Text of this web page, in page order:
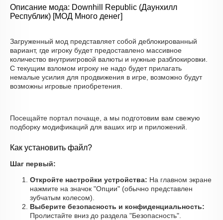
Описание мода: Downhill Republic (Даунхилл
Республик) [МОД Много денег]
Загруженный мод представляет собой деблокированный
вариант, где игроку будет предоставлено массивное
количество внутриигровой валюты и нужные разблокировки.
С текущим взломом игроку не надо будет прилагать
немалые усилия для продвижения в игре, возможно будут
возможны игровые приобретения.
Посещайте портал почаще, а мы подготовим вам свежую
подборку модификаций для ваших игр и приложений.
Как установить файл?
Шаг первый:
Откройте настройки устройства: На главном экране
нажмите на значок "Опции" (обычно представлен
зубчатым колесом).
Выберите безопасность и конфиденциальность:
Пролистайте вниз до раздела "Безопасность".